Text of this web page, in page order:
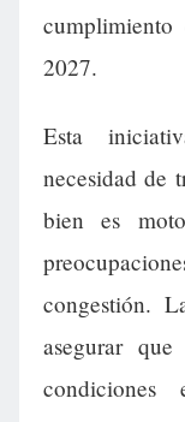
cumplimiento
2027.
Esta
necesidad de
bien es
congestión.
asegurar
condiciones